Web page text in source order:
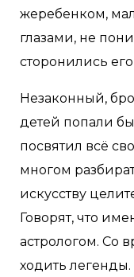
жеребенком,
глазами, не
сторонились
Незаконный,
детей попали
посвятил всё
многом
искусству
Говорят, что
астрологом. Со
ходить